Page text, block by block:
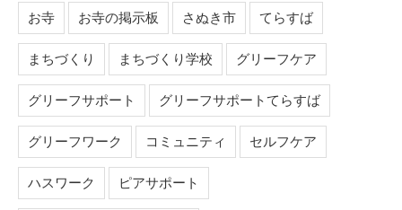
お寺 お寺の掲示板 さぬき市 てらすば
まちづくり まちづくり学校 グリーフケア
グリーフサポート グリーフサポートてらすば
グリーフワーク コミュニティ セルフケア
ハスワーク ピアサポート